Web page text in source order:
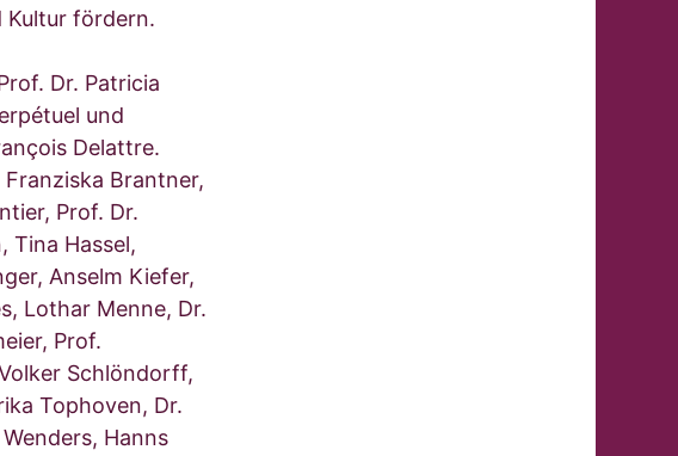
Kultur fördern.
Dr. Patricia
und
Delattre.
Brantner,
Prof. Dr.
Tina Hassel,
Anselm Kiefer,
Lothar Menne, Dr.
Prof.
Schlöndorff,
Tophoven, Dr.
Hanns